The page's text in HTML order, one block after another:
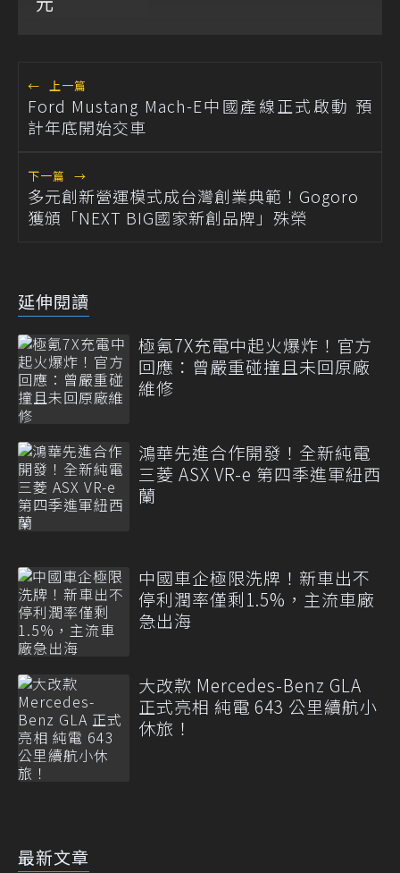
← 上一篇
Ford Mustang Mach-E中國產線正式啟動 預
計年底開始交車
下一篇 →
多元創新營運模式成台灣創業典範！Gogoro
獲頒「NEXT BIG國家新創品牌」殊榮
延伸閱讀
極氪7X充電中起火爆炸！官方
回應：曾嚴重碰撞且未回原廠
維修
鴻華先進合作開發！全新純電
三菱 ASX VR-e 第四季進軍紐西
蘭
中國車企極限洗牌！新車出不
停利潤率僅剩1.5%，主流車廠
急出海
大改款 Mercedes-Benz GLA
正式亮相 純電 643 公里續航小
休旅！
最新文章